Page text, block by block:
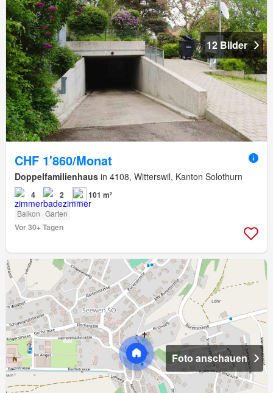
12 Bilder
CHF 1'860/Monat
Doppelfamilienhaus in 4108, Witterswil, Kanton Solothurn
4 2 101 m²
Balkon Garten
Vor 30+ Tagen
Foto anschauen